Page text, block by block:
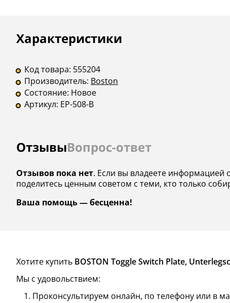
Описание
Характеристики
Инструкции
Код товара: 555204
Производитель: Boston
Состояние: Новое
Артикул: EP-508-B
ОтзывыВопрос-ответ
Отзывов пока нет. Если вы владеете информацией
поделитесь ценным советом с теми, кто только
Ваша помощь — бесценна!
Хотите купить BOSTON Toggle Switch Plate,
Мы с удовольствием:
Проконсультируем онлайн, по телефону или в